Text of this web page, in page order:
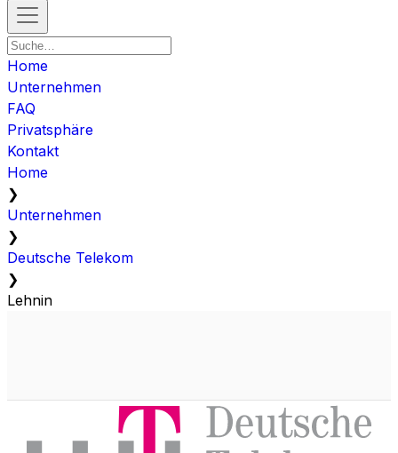
Home
Unternehmen
FAQ
Privatsphäre
Kontakt
Home
❯
Unternehmen
❯
Deutsche Telekom
❯
Lehnin